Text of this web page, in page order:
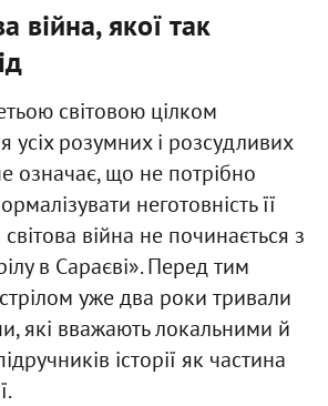
війна, якої так
світовою цілком
розумних і розсудливих
означає, що не потрібно
неготовність її
війна не починається з
в Сараєві». Перед тим
уже два роки тривали
які вважають локальними й
історії як частина